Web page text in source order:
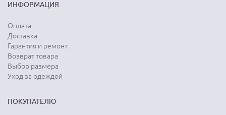
ИНФОРМАЦИЯ
Оплата
Доставка
Гарантия и ремонт
Возврат товара
Выбор размера
Уход за одеждой
ПОКУПАТЕЛЮ